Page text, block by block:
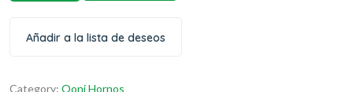
Añadir a la lista de deseos
Category: Ooni Hornos